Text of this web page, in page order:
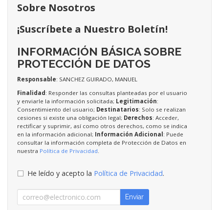
Sobre Nosotros
¡Suscríbete a Nuestro Boletín!
INFORMACIÓN BÁSICA SOBRE
PROTECCIÓN DE DATOS
Responsable: SANCHEZ GUIRADO, MANUEL
Finalidad: Responder las consultas planteadas por el usuario
y enviarle la información solicitada; Legitimación:
Consentimiento del usuario; Destinatarios: Solo se realizan
cesiones si existe una obligación legal; Derechos: Acceder,
rectificar y suprimir, así como otros derechos, como se indica
en la información adicional; Información Adicional: Puede
consultar la información completa de Protección de Datos en
nuestra Política de Privacidad
He leído y acepto la Política de Privacidad.
Enviar